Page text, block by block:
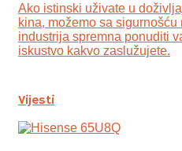
Ako istinski uživate u
kina, možemo sa sigurnošću
industrija spremna ponuditi
iskustvo kakvo zaslužujete.
Vijesti